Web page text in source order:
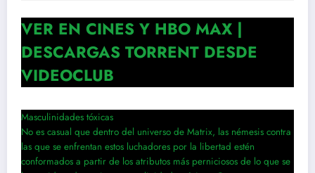
VER EN CINES Y HBO MAX |
DESCARGAS TORRENT DESDE
VIDEOCLUB
Masculinidades tóxicas
No es casual que dentro del universo de Matrix, las némesis contra
las que se enfrentan estos luchadores por la libertad estén
conformados a partir de los atributos más perniciosos de lo que se